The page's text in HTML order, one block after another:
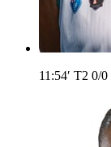
11:54′ T2 0/0